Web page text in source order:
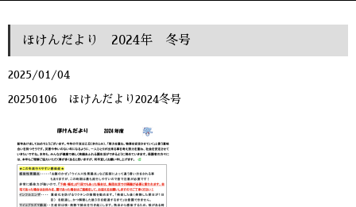
ほけんだより 2024年 冬号
2025/01/04
20250106 ほけんだより2024冬号